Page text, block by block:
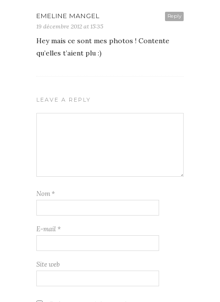
Reply
EMELINE MANGEL
19 décembre 2012 at 15:35
Hey mais ce sont mes photos ! Contente
qu’elles t’aient plu :)
LEAVE A REPLY
Nom *
E-mail *
Site web